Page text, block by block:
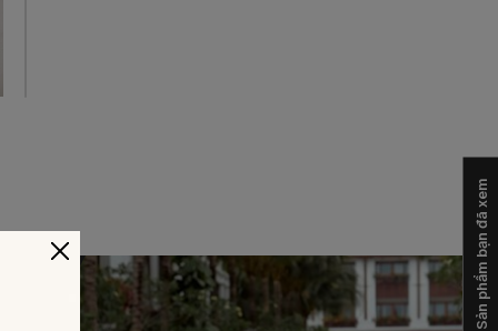
-30% Sản phẩm bạn đã xem